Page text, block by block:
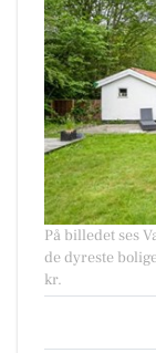
På billedet ses
de dyreste
kr.